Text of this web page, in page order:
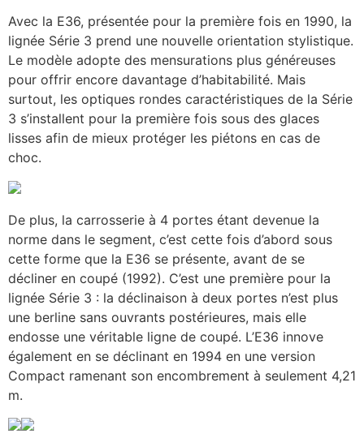
Avec la E36, présentée pour la première fois en 1990, la
lignée Série 3 prend une nouvelle orientation stylistique.
Le modèle adopte des mensurations plus généreuses
pour offrir encore davantage d’habitabilité. Mais
surtout, les optiques rondes caractéristiques de la Série
3 s’installent pour la première fois sous des glaces
lisses afin de mieux protéger les piétons en cas de
choc.
De plus, la carrosserie à 4 portes étant devenue la
norme dans le segment, c’est cette fois d’abord sous
cette forme que la E36 se présente, avant de se
décliner en coupé (1992). C’est une première pour la
lignée Série 3 : la déclinaison à deux portes n’est plus
une berline sans ouvrants postérieures, mais elle
endosse une véritable ligne de coupé. L’E36 innove
également en se déclinant en 1994 en une version
Compact ramenant son encombrement à seulement 4,21
m.